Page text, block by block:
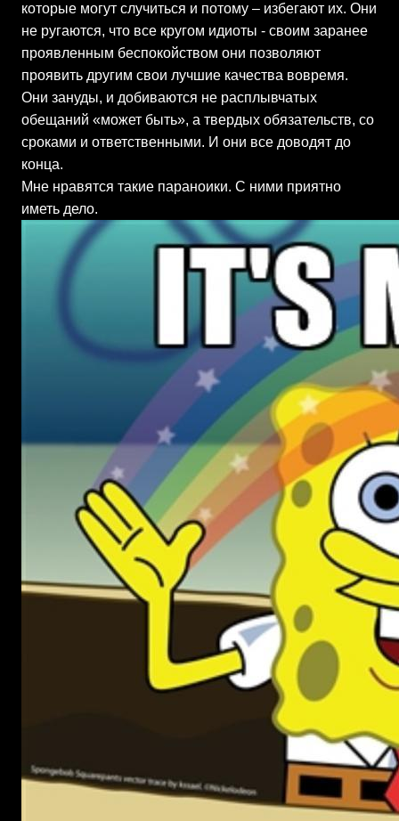
которые могут случиться и потому – избегают их. Они
не ругаются, что все кругом идиоты - своим заранее
проявленным беспокойством они позволяют
проявить другим свои лучшие качества вовремя.
Они зануды, и добиваются не расплывчатых
обещаний «может быть», а твердых обязательств, со
сроками и ответственными. И они все доводят до
конца.
Мне нравятся такие параноики. С ними приятно
иметь дело.